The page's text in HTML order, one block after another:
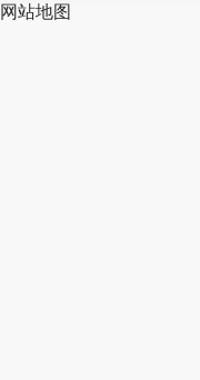
网站地图